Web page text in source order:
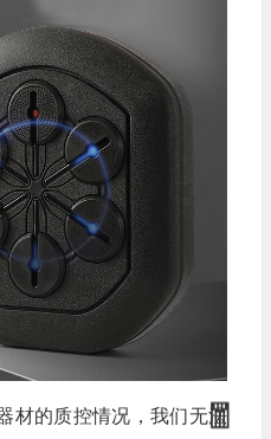
材的质控情况，我们无法